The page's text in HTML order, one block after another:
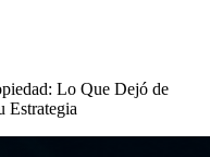
Lo Que Dejó de
Estrategia